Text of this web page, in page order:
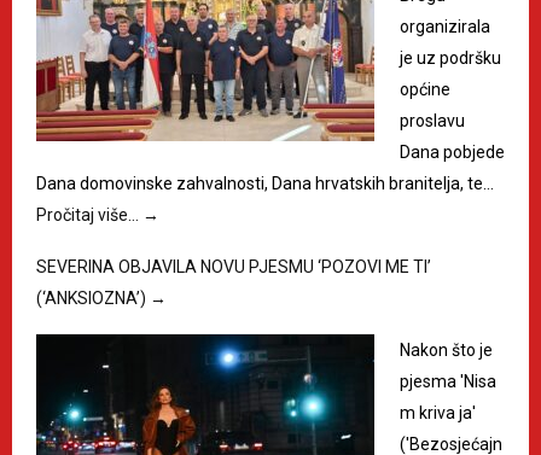
organizirala
je uz podršku
općine
proslavu
Dana pobjede
Dana domovinske zahvalnosti, Dana hrvatskih branitelja, te…
Pročitaj više…
→
SEVERINA OBJAVILA NOVU PJESMU ‘POZOVI ME TI’
(‘ANKSIOZNA’) →
Nakon što je
pjesma 'Nisa
m kriva ja'
('Bezosjećajn